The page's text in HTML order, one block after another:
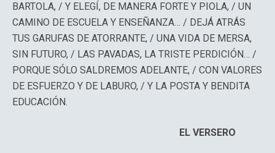
BARTOLA, / Y ELEGÍ, DE MANERA FORTE Y PIOLA, / UN
CAMINO DE ESCUELA Y ENSEÑANZA… / DEJÁ ATRÁS
TUS GARUFAS DE ATORRANTE, / UNA VIDA DE MERSA,
SIN FUTURO, / LAS PAVADAS, LA TRISTE PERDICIÓN… /
PORQUE SÓLO SALDREMOS ADELANTE, / CON VALORES
DE ESFUERZO Y DE LABURO, / Y LA POSTA Y BENDITA
EDUCACIÓN.
EL VERSERO